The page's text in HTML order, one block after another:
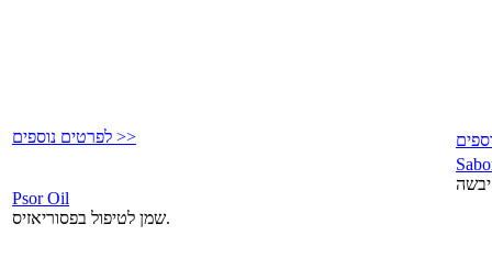
לפרטים נוספים >>
Psor Oil
שמן לטיפול בפסוריאזיס.